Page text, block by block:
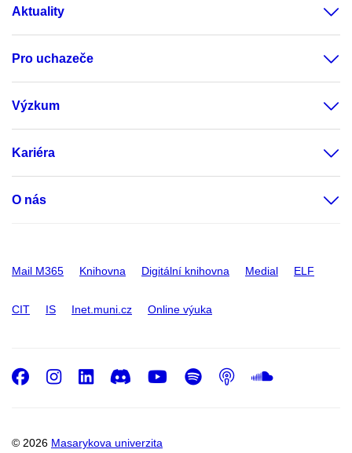
Aktuality
Pro uchazeče
Výzkum
Kariéra
O nás
Mail M365 Knihovna Digitální knihovna Medial ELF
CIT IS Inet.muni.cz Online výuka
© 2026 Masarykova univerzita
Facebook
Instagram
LinkedIn
DiscordYoutube
Spotify
Podcast